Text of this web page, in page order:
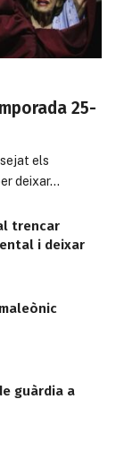
25-
els
deixar…
trencar
i deixar
guàrdia a